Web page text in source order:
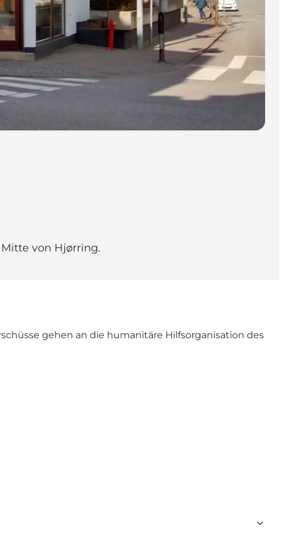
von Hjørring.
gehen an die humanitäre Hilfsorganisation des